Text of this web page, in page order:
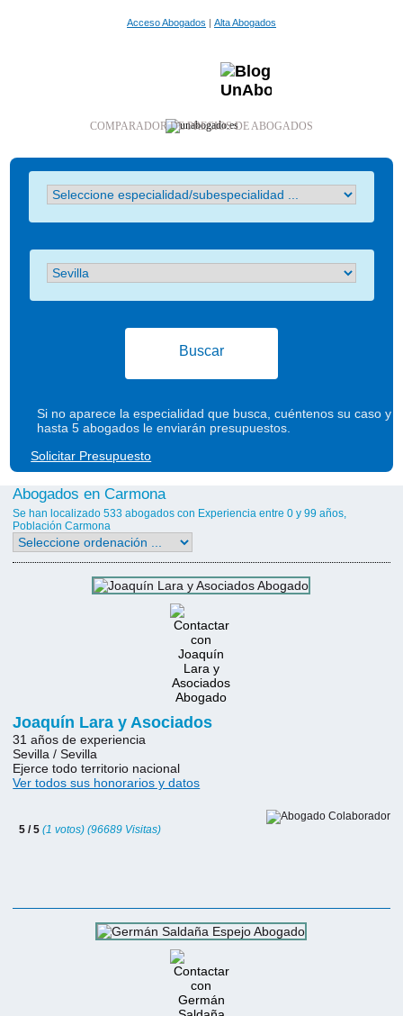
Acceso Abogados |Alta Abogados
COMPARADOR DE PRECIOS DE ABOGADOS
Buscar
Si no aparece la especialidad que busca, cuéntenos su caso y
hasta 5 abogados le enviarán presupuestos.
Solicitar Presupuesto
Abogados en Carmona
Se han localizado 533 abogados con Experiencia entre 0 y 99 años,
Población Carmona
Joaquín Lara y Asociados
31 años de experiencia
Sevilla / Sevilla
Ejerce todo territorio nacional
Ver todos sus honorarios y datos
5 / 5(1 votos) (96689 Visitas)